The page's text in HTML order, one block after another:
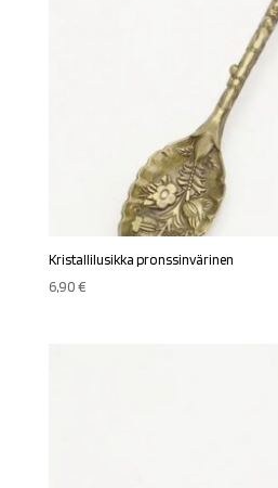
Kristallilusikka pronssinvärinen
6,90€